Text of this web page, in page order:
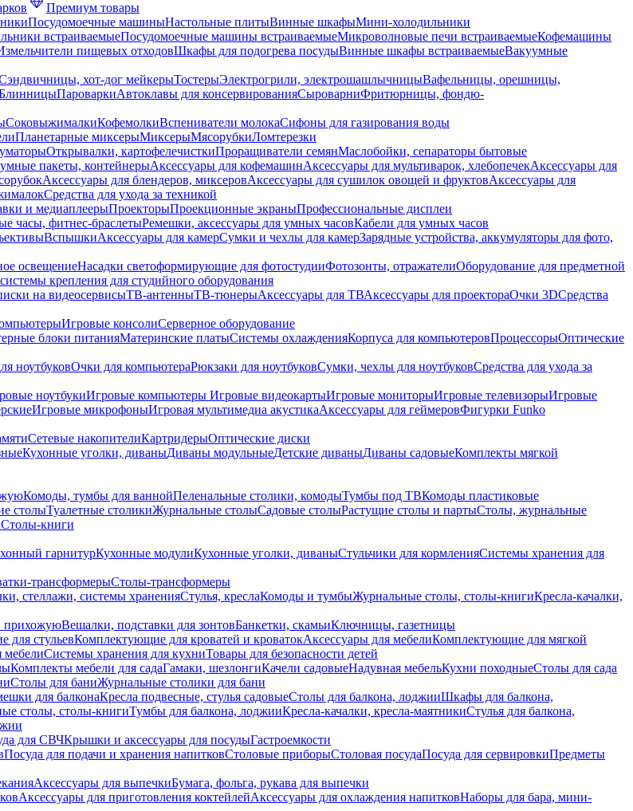
Премиум товары
Посудомоечные машиныНастольные плитыВинные шкафыМини-холодильники
встраиваемыеПосудомоечные машины встраиваемыеМикроволновые печи встраиваемыеКофемашины
пищевых отходовШкафы для подогрева посудыВинные шкафы встраиваемыеВакуумные
хот-дог мейкерыТостерыЭлектрогрили, электрошашлычницыВафельницы, орешницы,
ПароваркиАвтоклавы для консервированияСыроварниФритюрницы, фондю-
СоковыжималкиКофемолкиВспениватели молокаСифоны для газирования воды
Планетарные миксерыМиксерыМясорубкиЛомтерезки
Открывалки, картофелечисткиПроращиватели семянМаслобойки, сепараторы бытовые
пакеты, контейнерыАксессуары для кофемашинАксессуары для мультиварок, хлебопечекАксессуары для
Аксессуары для блендеров, миксеровАксессуары для сушилок овощей и фруктовАксессуары для
Средства для ухода за техникой
и медиаплеерыПроекторыПроекционные экраныПрофессиональные дисплеи
часы, фитнес-браслетыРемешки, аксессуары для умных часовКабели для умных часов
ВспышкиАксессуары для камерСумки и чехлы для камерЗарядные устройства, аккумуляторы для фото,
освещениеНасадки светоформирующие для фотостудииФотозонты, отражателиОборудование для предметной
крепления для студийного оборудования
на видеосервисыТВ-антенныТВ-тюнерыАксессуары для ТВАксессуары для проектораОчки 3DСредства
Игровые консолиСерверное оборудование
блоки питанияМатеринские платыСистемы охлажденияКорпуса для компьютеровПроцессорыОптические
ноутбуковОчки для компьютераРюкзаки для ноутбуковСумки, чехлы для ноутбуковСредства для ухода за
ноутбукиИгровые компьютеры Игровые видеокартыИгровые мониторыИгровые телевизорыИгровые
Игровые микрофоныИгровая мультимедиа акустикаАксессуары для геймеровФигурки Funko
Сетевые накопителиКартридерыОптические диски
Кухонные уголки, диваныДиваны модульныеДетские диваныДиваны садовыеКомплекты мягкой
Комоды, тумбы для ваннойПеленальные столики, комодыТумбы под ТВКомоды пластиковые
столыТуалетные столикиЖурнальные столыСадовые столыРастущие столы и партыСтолы, журнальные
Столы-книги
гарнитурКухонные модулиКухонные уголки, диваныСтульчики для кормленияСистемы хранения для
трансформерыСтолы-трансформеры
стеллажи, системы храненияСтулья, креслаКомоды и тумбыЖурнальные столы, столы-книгиКресла-качалки,
прихожуюВешалки, подставки для зонтовБанкетки, скамьиКлючницы, газетницы
для стульевКомплектующие для кроватей и кроватокАксессуары для мебелиКомплектующие для мягкой
мебелиСистемы хранения для кухниТовары для безопасности детей
Комплекты мебели для садаГамаки, шезлонгиКачели садовыеНадувная мебельКухни походныеСтолы для сада
Столы для баниЖурнальные столики для бани
для балконаКресла подвесные, стулья садовыеСтолы для балкона, лоджииШкафы для балкона,
столы, столы-книгиТумбы для балкона, лоджииКресла-качалки, кресла-маятникиСтулья для балкона,
для СВЧКрышки и аксессуары для посудыГастроемкости
Посуда для подачи и хранения напитковСтоловые приборыСтоловая посудаПосуда для сервировкиПредметы
Аксессуары для выпечкиБумага, фольга, рукава для выпечки
Аксессуары для приготовления коктейлейАксессуары для охлаждения напитковНаборы для бара, мини-